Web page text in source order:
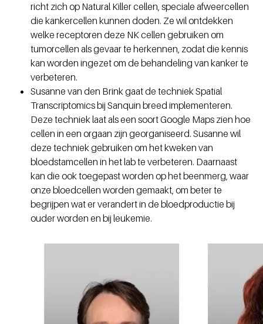
richt zich op Natural Killer cellen, speciale afweercellen
die kankercellen kunnen doden. Ze wil ontdekken
welke receptoren deze NK cellen gebruiken om
tumorcellen als gevaar te herkennen, zodat die kennis
kan worden ingezet om de behandeling van kanker te
verbeteren.
Susanne van den Brink gaat de techniek Spatial
Transcriptomics bij Sanquin breed implementeren.
Deze techniek laat als een soort Google Maps zien hoe
cellen in een orgaan zijn georganiseerd. Susanne wil
deze techniek gebruiken om het kweken van
bloedstamcellen in het lab te verbeteren. Daarnaast
kan die ook toegepast worden op het beenmerg, waar
onze bloedcellen worden gemaakt, om beter te
begrijpen wat er verandert in de bloedproductie bij
ouder worden en bij leukemie.